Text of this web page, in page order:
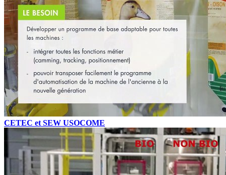
CETEC et SEW USOCOME